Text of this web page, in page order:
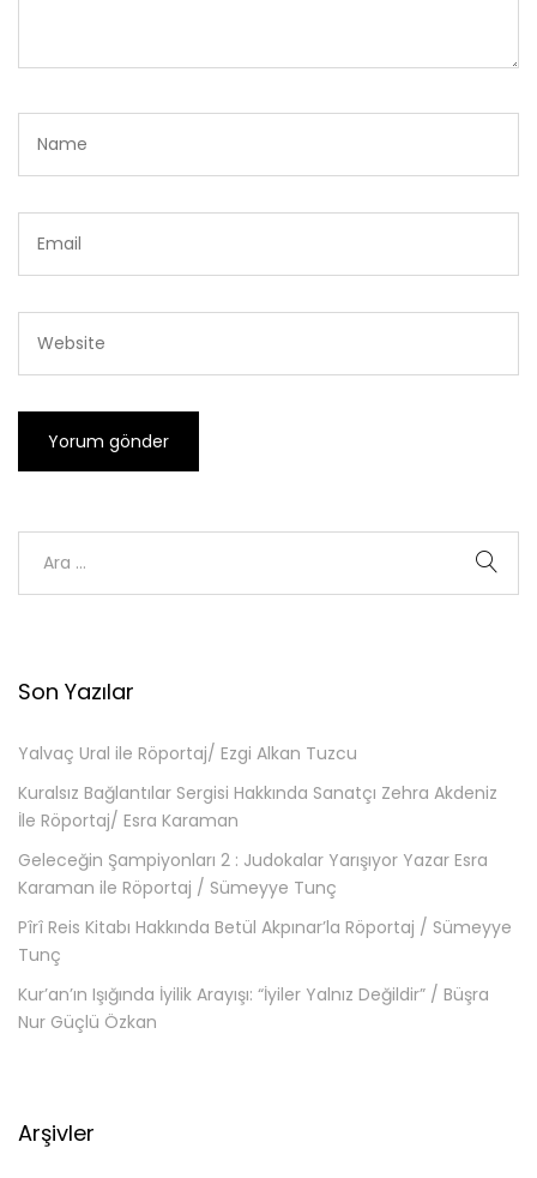
Son Yazılar
Yalvaç Ural ile Röportaj/ Ezgi Alkan Tuzcu
Kuralsız Bağlantılar Sergisi Hakkında Sanatçı Zehra Akdeniz
İle Röportaj/ Esra Karaman
Geleceğin Şampiyonları 2 : Judokalar Yarışıyor Yazar Esra
Karaman ile Röportaj / Sümeyye Tunç
Pîrî Reis Kitabı Hakkında Betül Akpınar’la Röportaj / Sümeyye
Tunç
Kur’an’ın Işığında İyilik Arayışı: “İyiler Yalnız Değildir” / Büşra
Nur Güçlü Özkan
Arşivler